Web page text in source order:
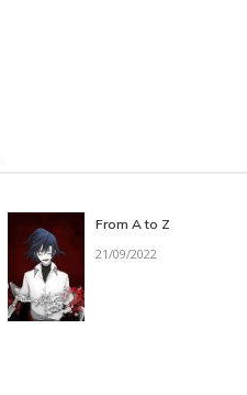
From A to Z
21/09/2022